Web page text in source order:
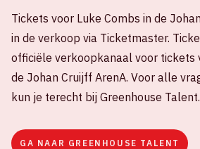
Tickets voor Luke Combs in de
in de verkoop via Ticketmaster.
officiële verkoopkanaal voor tickets
de Johan Cruijff ArenA. Voor alle
kun je terecht bij Greenhouse Talent.
GA NAAR GREENHOUSE TALENT